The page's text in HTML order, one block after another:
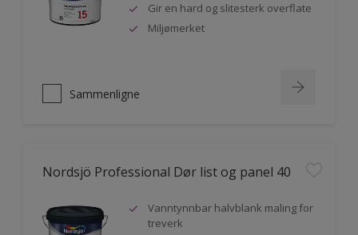
Gir en hard og slitesterk overflate
Miljømerket
Sammenligne
Nordsjö Professional Dør list og panel 40
Vanntynnbar halvblank maling for
treverk